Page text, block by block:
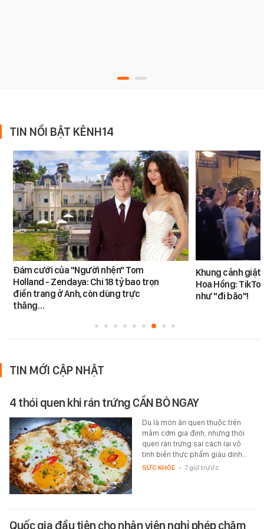
TIN NỔI BẬT KÊNH14
Đám cưới của "Người nhện" Tom
Holland - Zendaya: Chi 18 tỷ bao trọn
điền trang ở Anh, còn dùng trực
thăng…
Khung cảnh
Hoa Hồng:
như "đi bão"!
TIN MỚI CẬP NHẬT
4 thói quen khi rán trứng CẦN BỎ NGAY
Dù là món ăn quen thuộc trên
mâm cơm gia đình, nhưng thói
quen rán trứng sai cách lại vô
tình biến thực phẩm giàu dinh…
SỨC KHỎE - 7 giờ trước
Quốc gia đầu tiên cho nhân viên nghỉ phép chăm